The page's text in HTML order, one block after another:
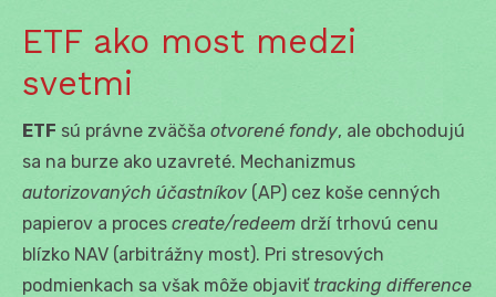
ETF ako most medzi
svetmi
ETF sú právne zväčša otvorené fondy, ale obchodujú
sa na burze ako uzavreté. Mechanizmus
autorizovaných účastníkov (AP) cez koše cenných
papierov a proces create/redeem drží trhovú cenu
blízko NAV (arbitrážny most). Pri stresových
podmienkach sa však môže objaviť tracking difference